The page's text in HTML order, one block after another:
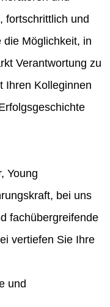
fortschrittlich und
Möglichkeit, in
Verantwortung zu
Ihren Kolleginnen
Young
bei uns
fachübergreifende
vertiefen Sie Ihre
und